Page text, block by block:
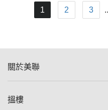
1 2 3
關於美聯
美聯集團
搵樓